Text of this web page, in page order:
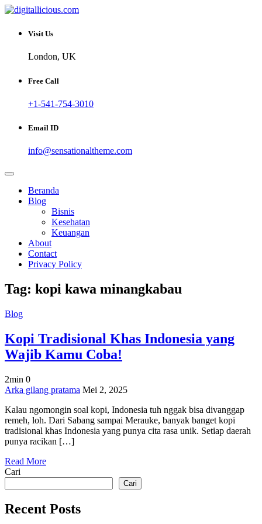
Skip
content
digitallicious.com
Sharing Digital Information
Visit Us
London, UK
Free Call
+1-541-754-3010
Email ID
info@sensationaltheme.com
Beranda
Blog
Bisnis
Kesehatan
Keuangan
About
Contact
Privacy Policy
Tag: kopi kawa minangkabau
Blog
Kopi Tradisional Khas Indonesia yang
Wajib Kamu Coba!
2min 0
on
Tradisional
Khas
Indonesia
yang
Kamu
Coba!
Arka gilang pratama Mei 2, 2025
Kalau ngomongin soal kopi, Indonesia tuh nggak bisa divanggap
remeh, loh. Dari Sabang sampai Merauke, banyak banget kopi
tradisional khas Indonesia yang punya cita rasa unik. Setiap daerah
punya racikan […]
Read More
Cari
Cari
Recent Posts